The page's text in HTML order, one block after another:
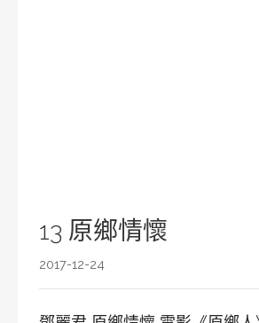
13 原鄉情懷
2017-12-24